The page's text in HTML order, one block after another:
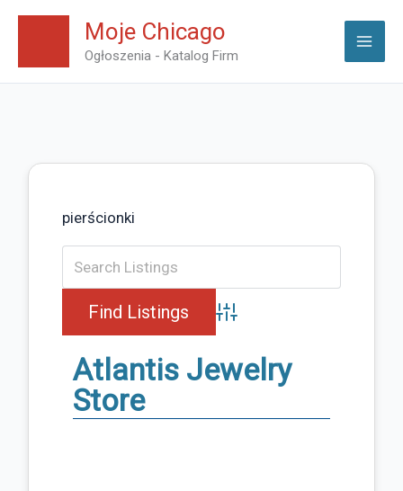
Skip
Moje Chicago
Ogłoszenia - Katalog Firm
pierścionki
Advanced Search
Atlantis Jewelry
Store